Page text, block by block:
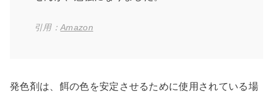
引用： Amazon
発色剤は、餌の色を安定させるために使用されている場